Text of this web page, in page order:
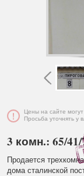
Цены на сайте могут
Просьба уточнять у
3 комн.: 65/
Продается
дома сталинской